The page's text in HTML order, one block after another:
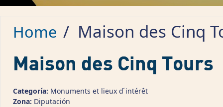
Home / Maison des Cinq
Maison des Cinq Tours
Categoría: Monuments et lieux d ́intérêt
Zona: Diputación